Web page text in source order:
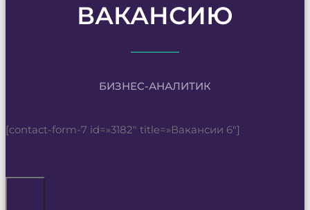
ВАКАНСИЮ
БИЗНЕС-АНАЛИТИК
[contact-form-7 id=»3182″ title=»Вакансии 6″]